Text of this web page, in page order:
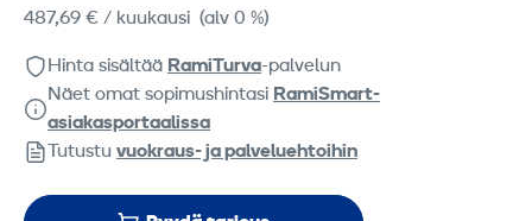
487,69 € / kuukausi (alv 0 %)
Hinta sisältää RamiTurva-palvelun
Näet omat sopimushintasi RamiSmart-
asiakasportaalissa
Tutustu vuokraus- ja palveluehtoihin